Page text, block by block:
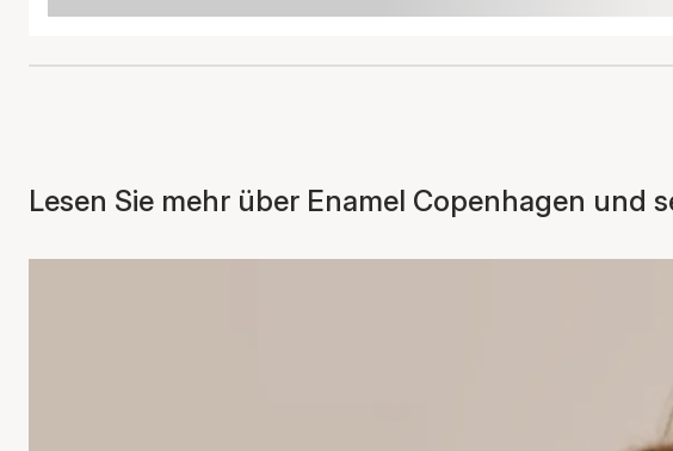
Lesen Sie mehr über Enamel Copenhagen und